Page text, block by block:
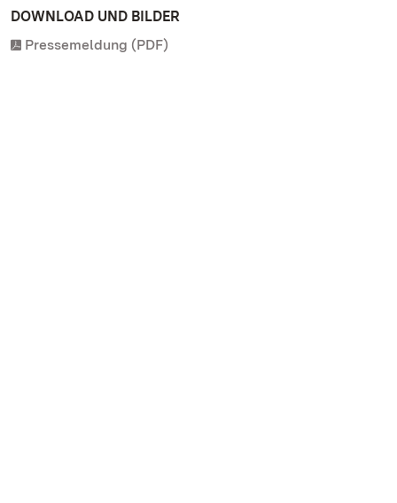
DOWNLOAD UND BILDER
Pressemeldung (PDF)